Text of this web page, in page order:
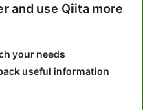
and use Qiita more
your needs
useful information